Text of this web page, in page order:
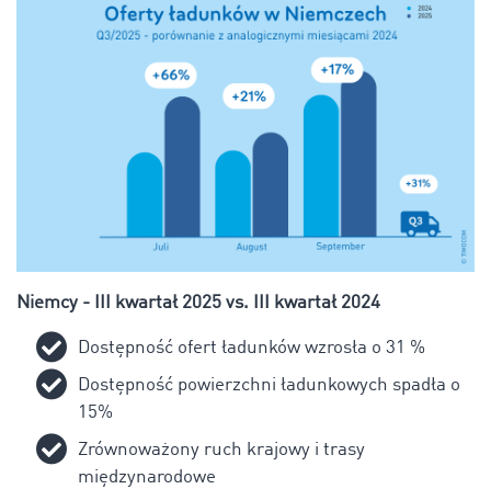
Niemcy - III kwartał 2025 vs. III kwartał 2024
Dostępność ofert ładunków wzrosła o 31 %
Dostępność powierzchni ładunkowych spadła o
15%
Zrównoważony ruch krajowy i trasy
międzynarodowe